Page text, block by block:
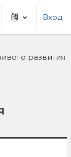
Вход
развития